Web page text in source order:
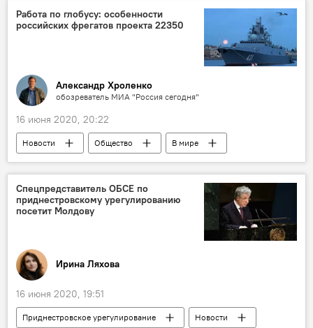
Работа по глобусу: особенности
российских фрегатов проекта 22350
Александр Хроленко
обозреватель МИА "Россия сегодня"
16 июня 2020, 20:22
Новости Общество
В мире
Россия
Спецпредставитель ОБСЕ по
приднестровскому урегулированию
посетит Молдову
Ирина Ляхова
16 июня 2020, 19:51
Приднестровское урегулирование
Новости